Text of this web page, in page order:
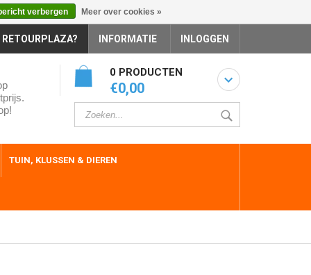
RETOURPLAZA? INFORMATIE INLOGGEN
0 PRODUCTEN
€0,00
TUIN, KLUSSEN & DIEREN
verbergen Meer over cookies »